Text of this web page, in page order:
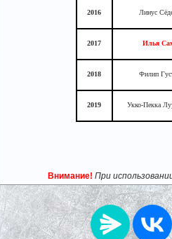
2016 Линус
2017 Илья
2018 Филип
2019 Укко-Пекка
Внимание! При